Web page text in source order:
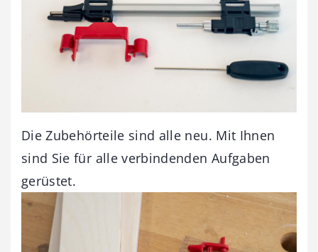
Die Zubehörteile sind alle neu. Mit Ihnen
sind Sie für alle verbindenden Aufgaben
gerüstet.